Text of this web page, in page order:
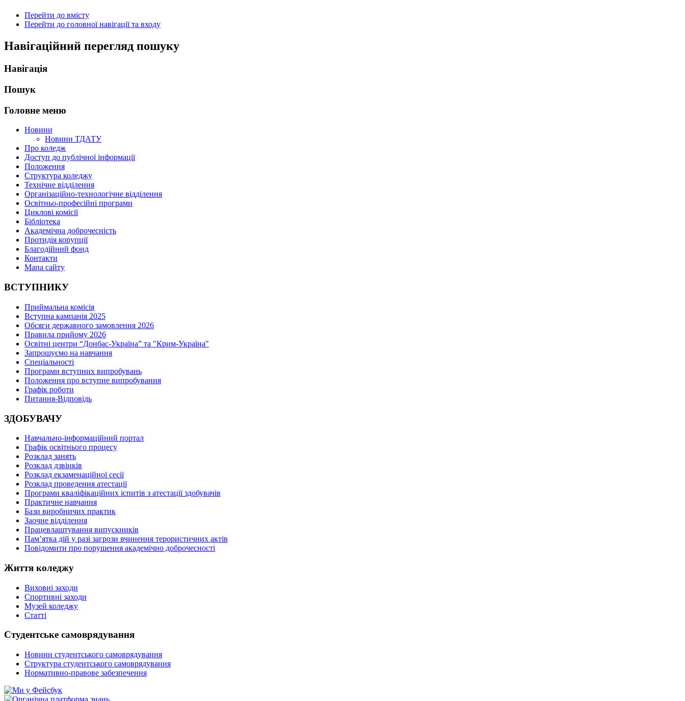
Перейти до вмісту
Перейти до головної навігації та входу
Навігаційний перегляд пошуку
Навігація
Пошук
Головне меню
Новини
Новини ТДАТУ
Про коледж
Доступ до публічної інформації
Положення
Структура коледжу
Технічне відділення
Організаційно-технологічне відділення
Освітньо-професійні програми
Циклові комісії
Бібліотека
Академічна доброчесність
Протидія корупції
Благодійний фонд
Контакти
Мапа сайту
ВСТУПНИКУ
Приймальна комісія
Вступна кампанія 2025
Обсяги державного замовлення 2026
Правила прийому 2026
Освітні центри “Донбас-Україна” та "Крим-Україна"
Запрошуємо на навчання
Спеціальності
Програми вступних випробувань
Положення про вступне випробування
Графік роботи
Питання-Відповідь
ЗДОБУВАЧУ
Навчально-інформаційний портал
Графік освітнього процесу
Розклад занять
Розклад дзвінків
Розклад екзаменаційної сесії
Розклад проведення атестації
Програми кваліфікаційних іспитів з атестації здобувачів
Практичне навчання
Бази виробничих практик
Заочне відділення
Працевлаштування випускників
Пам’ятка дій у разі загрози вчинення терористичних актів
Повідомити про порушення академічно доброчесності
Життя коледжу
Виховні заходи
Спортивні заходи
Музей коледжу
Статті
Студентське самоврядування
Новини студентського самоврядування
Структура студентського самоврядування
Нормативно-правове забезпечення